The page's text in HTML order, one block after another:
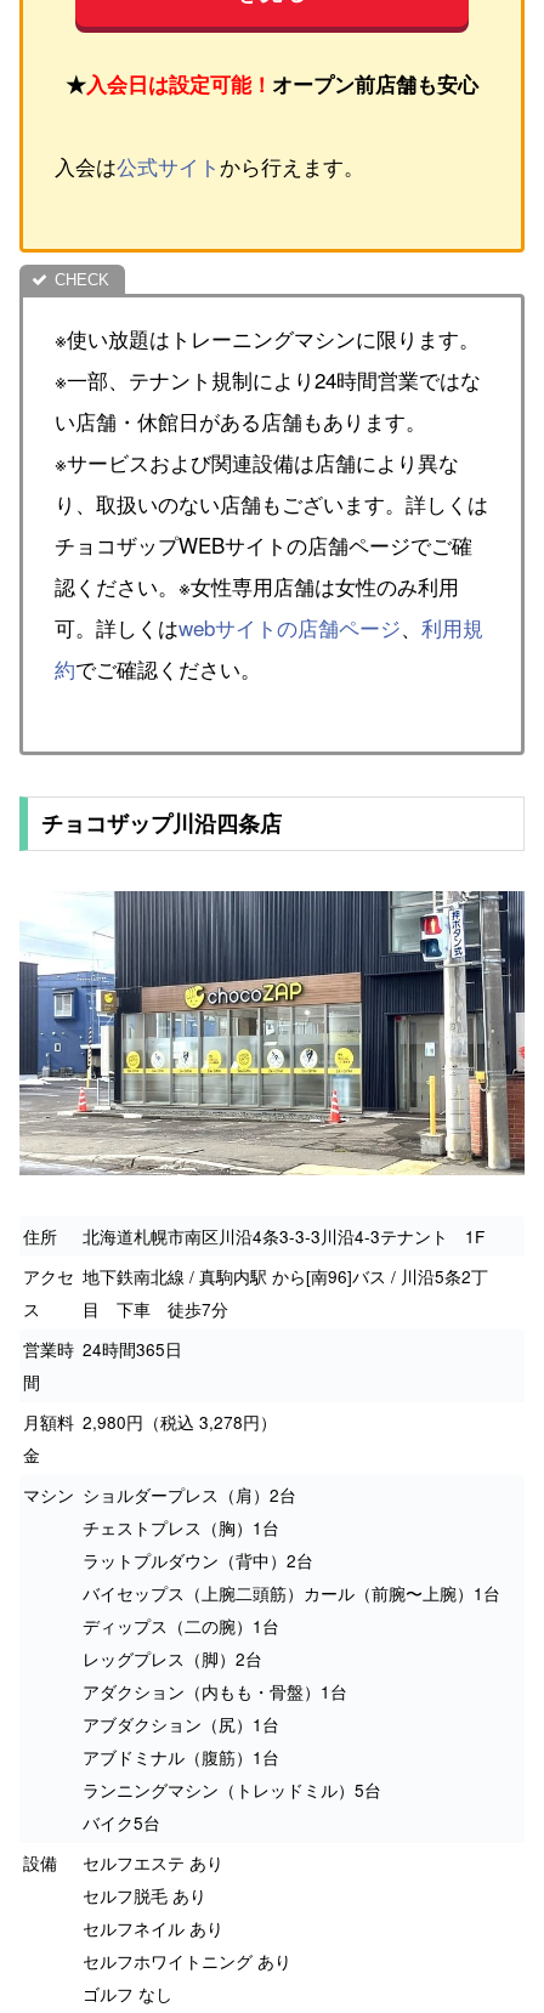
★入会日は設定可能！ オープン前店舗も安心
入会は公式サイト から行えます。
※使い放題はトレーニングマシンに限ります。
※一部、テナント規制により24時間営業ではな
い店舗・休館日がある店舗もあります。
※サービスおよび関連設備は店舗により異な
り、取扱いのない店舗もございます。詳しくは
チョコザップWEBサイトの店舗ページでご確
認ください。※女性専用店舗は女性のみ利用
可。詳しくはwebサイトの店舗ページ、 利用規
約でご確認ください。
チョコザップ川沿四条店
住所
北海道札幌市南区川沿4条3-3-3川沿4-3テナント 1F
アクセ
ス
地下鉄南北線 / 真駒内駅 から[南96]バス / 川沿5条2丁
目 下車 徒歩7分
営業時
間
24時間365日
月額料
金
2,980円（税込 3,278円）
マシン ショルダープレス（肩）2台
チェストプレス（胸）1台
ラットプルダウン（背中）2台
バイセップス（上腕二頭筋）カール（前腕〜上腕）1台
ディップス（二の腕）1台
レッグプレス（脚）2台
アダクション（内もも・骨盤）1台
アブダクション（尻）1台
アブドミナル（腹筋）1台
ランニングマシン（トレッドミル）5台
バイク5台
設備
セルフエステ あり
セルフ脱毛 あり
セルフネイル あり
セルフホワイトニング あり
ゴルフ なし